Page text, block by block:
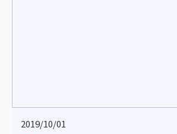
2019/10/01